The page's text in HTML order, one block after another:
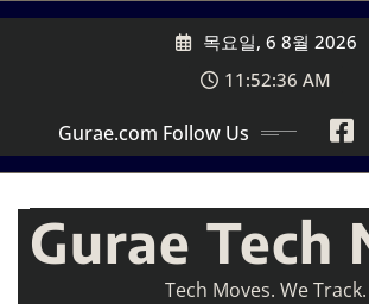
Skip
목요일, 6 8월 2026
11:52:37 AM
Gurae.com Follow Us
Gurae Tech
Tech Moves. We Track.